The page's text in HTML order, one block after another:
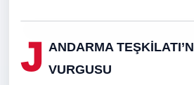
J ANDARMA
VURGUSU